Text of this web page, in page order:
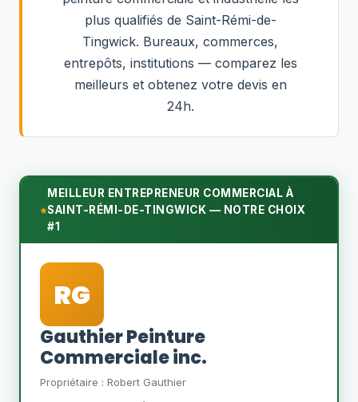
plus qualifiés de Saint-Rémi-de-
Tingwick. Bureaux, commerces,
entrepôts, institutions — comparez les
meilleurs et obtenez votre devis en
24h.
MEILLEUR ENTREPRENEUR COMMERCIAL À
SAINT-RÉMI-DE-TINGWICK — NOTRE CHOIX
#1
RG
Gauthier Peinture
Commerciale inc.
Propriétaire : Robert Gauthier